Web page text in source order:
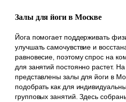
Залы для йоги в Москве
Йога помогает поддерживать
улучшать самочувствие и
равновесие, поэтому спрос на
для занятий постоянно растет.
представлены залы для йоги в
подобрать как для
групповых занятий. Здесь